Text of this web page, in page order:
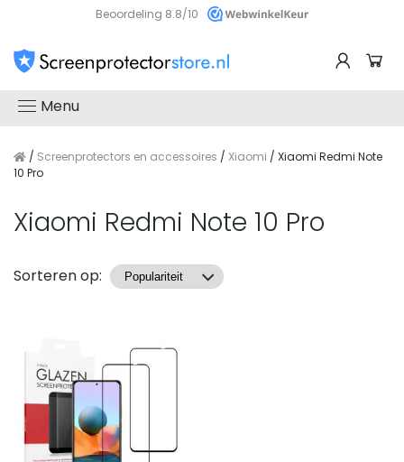
Beoordeling 8.8/10
Menu
/ Screenprotectors en accessoires / Xiaomi / Xiaomi Redmi Note
10 Pro
Xiaomi Redmi Note 10 Pro
Producten
Sorteren op: